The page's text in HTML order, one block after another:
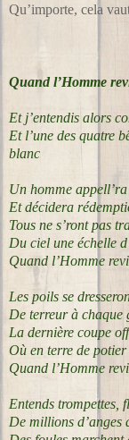
Qu’importe, cela
Quand l’Homme
Et j’entendis alors
Et l’une des quatre
blanc
Un homme
Et décidera
Tous ne s’ront pas
Du ciel une échelle
Quand l’Homme
Les poils se
De terreur à chaque
La dernière coupe
Où en terre de
Quand l’Homme
Entends trompettes,
De millions